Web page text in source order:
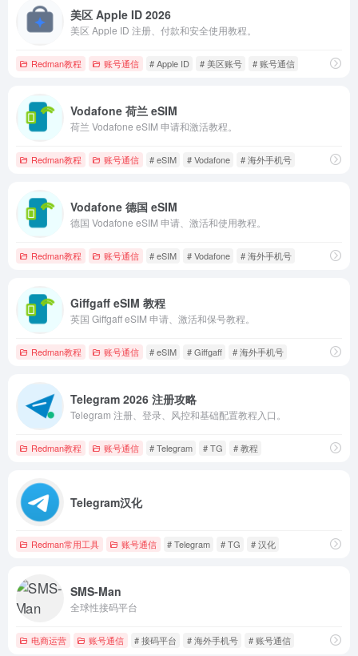
美区 Apple ID 2026
美区 Apple ID 注册、付款和安全使用教程。
Redman教程 账号通信 # Apple ID # 美区账号 # 账号通信
Vodafone 荷兰 eSIM
荷兰 Vodafone eSIM 申请和激活教程。
Redman教程 账号通信 # eSIM # Vodafone # 海外手机号
Vodafone 德国 eSIM
德国 Vodafone eSIM 申请、激活和使用教程。
Redman教程 账号通信 # eSIM # Vodafone # 海外手机号
Giffgaff eSIM 教程
英国 Giffgaff eSIM 申请、激活和保号教程。
Redman教程 账号通信 # eSIM # Giffgaff # 海外手机号
Telegram 2026 注册攻略
Telegram 注册、登录、风控和基础配置教程入口。
Redman教程 账号通信 # Telegram # TG # 教程
Telegram汉化
Redman常用工具 账号通信 # Telegram # TG # 汉化
SMS-Man
全球性接码平台
电商运营 账号通信 # 接码平台 # 海外手机号 # 账号通信